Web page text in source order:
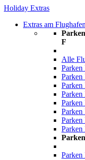
Holiday Extras
Extras am Flughafen
F
Alle
Parken
Parken
Parken
Parken
Parken